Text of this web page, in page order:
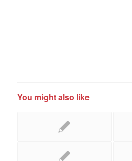
You might also like